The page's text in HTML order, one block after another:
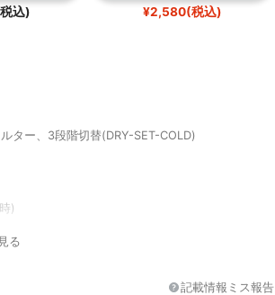
込) ¥2,580(税込)
ター、3段階切替(DRY-SET-COLD)
)
る
記載情報ミス報告